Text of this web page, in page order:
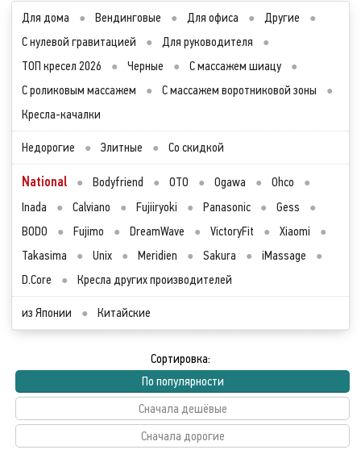
Для дома ● Вендинговые ● Для офиса ● Другие
●
С нулевой гравитацией
● Для руководителя
●
ТОП кресел 2026
● Черные ● С массажем шиацу
●
С роликовым массажем
● С массажем воротниковой зоны
●
Кресла-качалки
Недорогие ● Элитные ● Со скидкой
National ● Bodyfriend ● OTO ● Ogawa ● Ohco
●
Inada
● Calviano ● Fujiiryoki ● Panasonic ● Gess
●
BODO
● Fujimo ● DreamWave ● VictoryFit ● Xiaomi
●
Takasima
● Unix ● Meridien ● Sakura ● iMassage
●
D.Core
● Кресла других производителей
из Японии ● Китайские
Сортировка:
По популярности
Сначала дешёвые
Сначала дорогие